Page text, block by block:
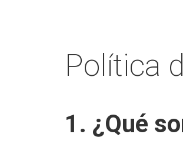
Política
1. ¿Qué